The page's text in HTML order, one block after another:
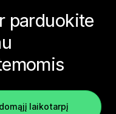
parduokite
laikotarpį